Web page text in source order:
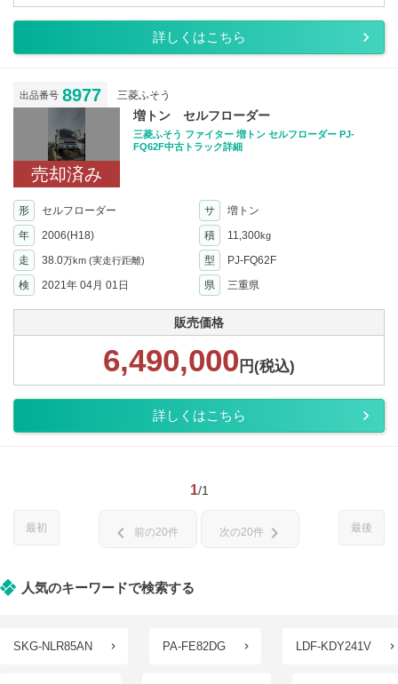
詳しくはこちら
出品番号 8977 三菱ふそう
売却済み
増トン セルフローダー
三菱ふそう ファイター 増トン セルフローダー PJ-
FQ62F中古トラック詳細
形 セルフローダー サ
増トン
年
2006(H18) 積 11,300kg
走 38.0万km (実走行距離) 型
PJ-FQ62F
検
2021年 04月 01日 県 三重県
販売価格
6,490,000 円(税込)
詳しくはこちら
1/1
最初 最後
chevron_left 前の20件 次の20件 chevron_right
人気のキーワードで検索する
SKG-NLR85AN PA-FE82DG LDF-KDY241V